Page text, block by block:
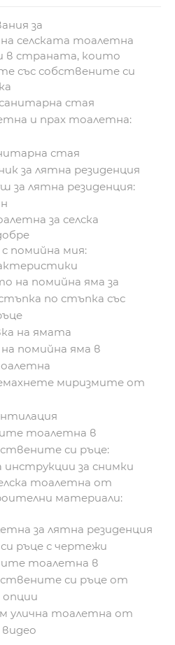
за
селската тоалетна
в страната, които
със собствените си
стая
и прах тоалетна:
стая
за лятна резиденция
за лятна резиденция:
за селска
помийна мия:
на помийна яма за
по стъпка със
на ямата
помийна яма в
миризмите от
тоалетна в
си ръце:
за снимки
тоалетна от
материали:
за лятна резиденция
ръце с чертежи
тоалетна в
си ръце от
улична тоалетна от